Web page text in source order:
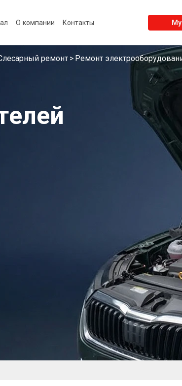
О компании Контакты
ремонт Ремонт